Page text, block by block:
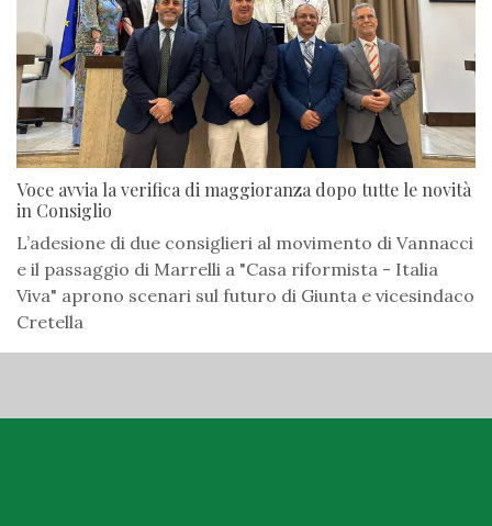
Voce avvia la verifica di maggioranza dopo tutte le novità
in Consiglio
L’adesione di due consiglieri al movimento di Vannacci
e il passaggio di Marrelli a "Casa riformista - Italia
Viva" aprono scenari sul futuro di Giunta e vicesindaco
Cretella